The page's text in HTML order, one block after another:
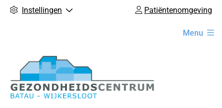
Instellingen Patiëntenomgeving
Menu